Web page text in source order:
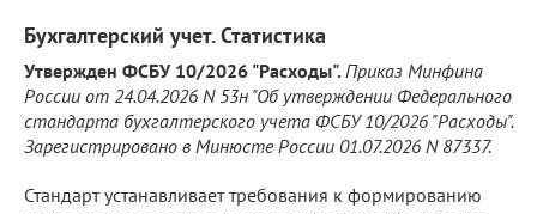
Бухгалтерский учет. Статистика
Утвержден ФСБУ 10/2026 "Расходы". Приказ Минфина
России от 24.04.2026 N 53н "Об утверждении Федерального
стандарта бухгалтерского учета ФСБУ 10/2026 "Расходы".
Зарегистрировано в Минюсте России 01.07.2026 N 87337.
Стандарт устанавливает требования к формированию